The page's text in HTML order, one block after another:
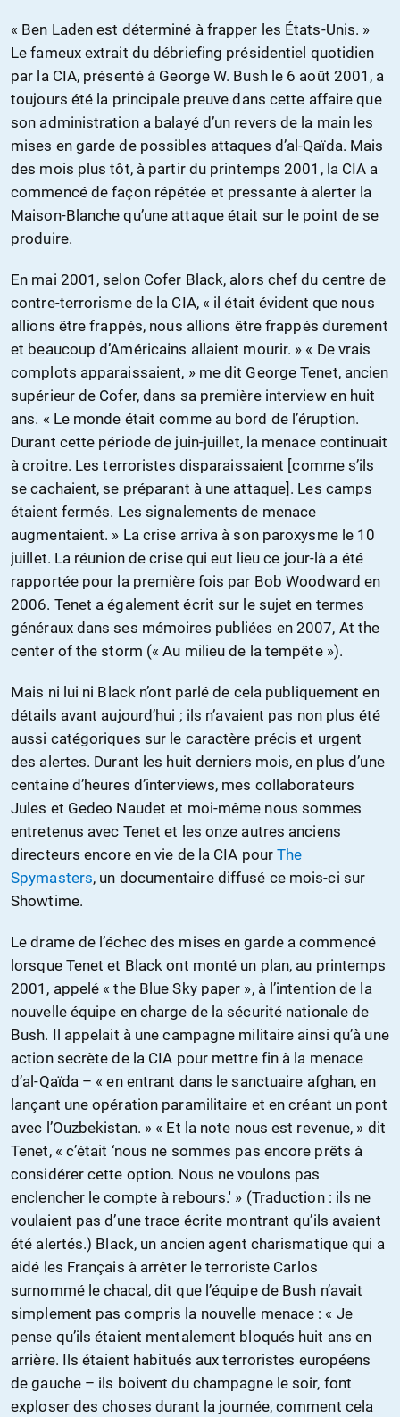
« Ben Laden est déterminé à frapper les États-Unis. »
Le fameux extrait du débriefing présidentiel quotidien
par la CIA, présenté à George W. Bush le 6 août 2001, a
toujours été la principale preuve dans cette affaire que
son administration a balayé d’un revers de la main les
mises en garde de possibles attaques d’al-Qaïda. Mais
des mois plus tôt, à partir du printemps 2001, la CIA a
commencé de façon répétée et pressante à alerter la
Maison-Blanche qu’une attaque était sur le point de se
produire.
En mai 2001, selon Cofer Black, alors chef du centre de
contre-terrorisme de la CIA, « il était évident que nous
allions être frappés, nous allions être frappés durement
et beaucoup d’Américains allaient mourir. » « De vrais
complots apparaissaient, » me dit George Tenet, ancien
supérieur de Cofer, dans sa première interview en huit
ans. « Le monde était comme au bord de l’éruption.
Durant cette période de juin-juillet, la menace continuait
à croitre. Les terroristes disparaissaient [comme s’ils
se cachaient, se préparant à une attaque]. Les camps
étaient fermés. Les signalements de menace
augmentaient. » La crise arriva à son paroxysme le 10
juillet. La réunion de crise qui eut lieu ce jour-là a été
rapportée pour la première fois par Bob Woodward en
2006. Tenet a également écrit sur le sujet en termes
généraux dans ses mémoires publiées en 2007, At the
center of the storm (« Au milieu de la tempête »).
Mais ni lui ni Black n’ont parlé de cela publiquement en
détails avant aujourd’hui ; ils n’avaient pas non plus été
aussi catégoriques sur le caractère précis et urgent
des alertes. Durant les huit derniers mois, en plus d’une
centaine d’heures d’interviews, mes collaborateurs
Jules et Gedeo Naudet et moi-même nous sommes
entretenus avec Tenet et les onze autres anciens
directeurs encore en vie de la CIA pourThe
Spymasters, un documentaire diffusé ce mois-ci sur
Showtime.
Le drame de l’échec des mises en garde a commencé
lorsque Tenet et Black ont monté un plan, au printemps
2001, appelé « the Blue Sky paper », à l’intention de la
nouvelle équipe en charge de la sécurité nationale de
Bush. Il appelait à une campagne militaire ainsi qu’à une
action secrète de la CIA pour mettre fin à la menace
d’al-Qaïda – « en entrant dans le sanctuaire afghan, en
lançant une opération paramilitaire et en créant un pont
avec l’Ouzbekistan. » « Et la note nous est revenue, » dit
Tenet, « c’était ‘nous ne sommes pas encore prêts à
considérer cette option. Nous ne voulons pas
enclencher le compte à rebours.' » (Traduction : ils ne
voulaient pas d’une trace écrite montrant qu’ils avaient
été alertés.) Black, un ancien agent charismatique qui a
aidé les Français à arrêter le terroriste Carlos
surnommé le chacal, dit que l’équipe de Bush n’avait
simplement pas compris la nouvelle menace : « Je
pense qu’ils étaient mentalement bloqués huit ans en
arrière. Ils étaient habitués aux terroristes européens
de gauche – ils boivent du champagne le soir, font
exploser des choses durant la journée, comment cela